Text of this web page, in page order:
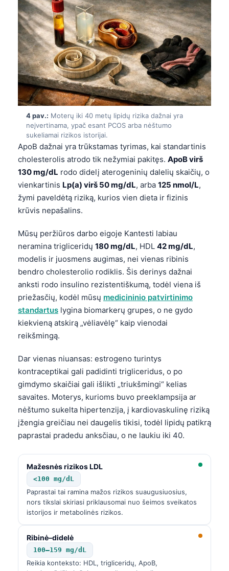
4 pav.: Moterų iki 40 metų lipidų rizika dažnai yra
neįvertinama, ypač esant PCOS arba nėštumo
sukeliamai rizikos istorijai.
ApoB dažnai yra trūkstamas tyrimas, kai standartinis
cholesterolis atrodo tik nežymiai pakitęs. ApoB virš
130 mg/dL rodo didelį aterogeninių dalelių skaičių, o
vienkartinis Lp(a) virš 50 mg/dL, arba 125 nmol/L,
žymi paveldėtą riziką, kurios vien dieta ir fizinis
krūvis nepašalins.
Mūsų peržiūros darbo eigoje Kantesti labiau
neramina trigliceridų 180 mg/dL, HDL 42 mg/dL,
modelis ir juosmens augimas, nei vienas ribinis
bendro cholesterolio rodiklis. Šis derinys dažnai
anksti rodo insulino rezistentiškumą, todėl viena iš
priežasčių, kodėl mūsų medicininio patvirtinimo
standartus lygina biomarkerų grupes, o ne gydo
kiekvieną atskirą „vėliavėlę“ kaip vienodai
reikšmingą.
Dar vienas niuansas: estrogeno turintys
kontraceptikai gali padidinti trigliceridus, o po
gimdymo skaičiai gali išlikti „triukšmingi“ kelias
savaites. Moterys, kurioms buvo preeklampsija ar
nėštumo sukelta hipertenzija, į kardiovaskulinę riziką
įžengia greičiau nei daugelis tikisi, todėl lipidų patikrą
paprastai pradedu anksčiau, o ne laukiu iki 40.
Mažesnės rizikos LDL
<100 mg/dL
Paprastai tai ramina mažos rizikos suaugusiuosius,
nors tikslai skiriasi priklausomai nuo šeimos sveikatos
istorijos ir metabolinės rizikos.
Ribinė–didelė
100–159 mg/dL
Reikia konteksto: HDL, trigliceridų, ApoB,